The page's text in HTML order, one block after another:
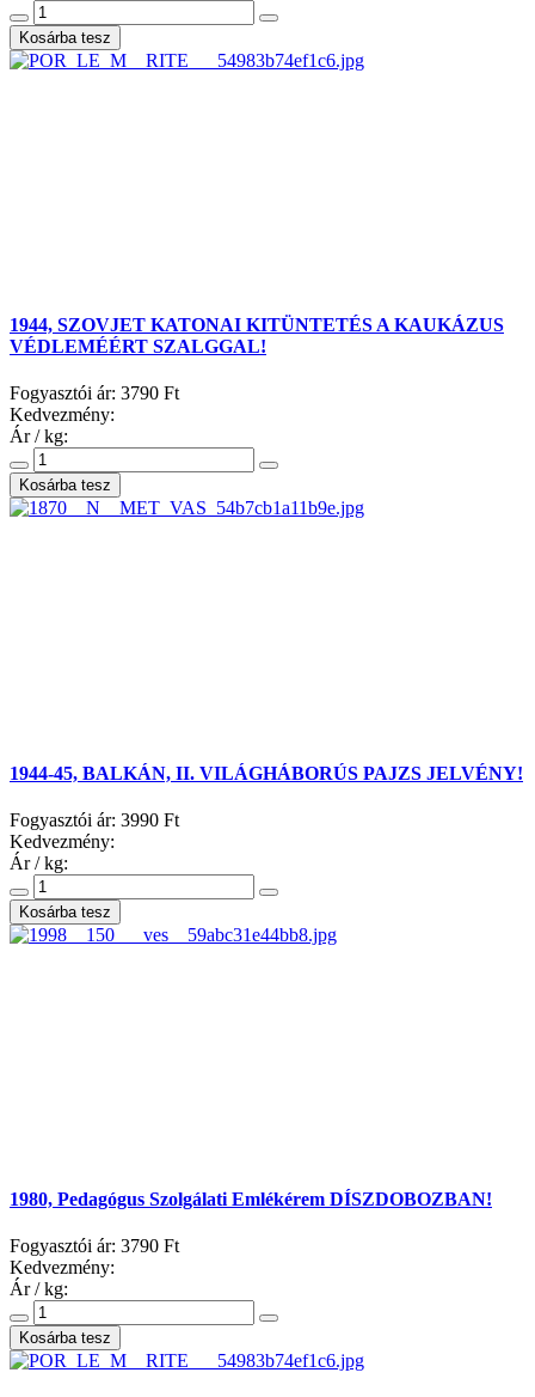
1944, SZOVJET KATONAI KITÜNTETÉS A KAUKÁZUS
VÉDLEMÉÉRT SZALGGAL!
Fogyasztói ár: 3790 Ft
Kedvezmény:
Ár / kg:
1944-45, BALKÁN, II. VILÁGHÁBORÚS PAJZS JELVÉNY!
Fogyasztói ár: 3990 Ft
Kedvezmény:
Ár / kg:
1980, Pedagógus Szolgálati Emlékérem DÍSZDOBOZBAN!
Fogyasztói ár: 3790 Ft
Kedvezmény:
Ár / kg: